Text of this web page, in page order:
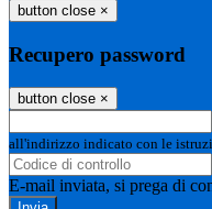
button close ×
Recupero password
button close ×
all'indirizzo indicato con le
E-mail inviata, si prega di